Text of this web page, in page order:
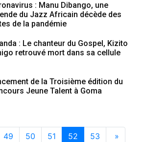
: Manu Dibango, une
du Jazz Africain décède des
de la pandémie
: Le chanteur du Gospel, Kizito
retrouvé mort dans sa cellule
de la Troisième édition du
Jeune Talent à Goma
49 50 51 52 53 »